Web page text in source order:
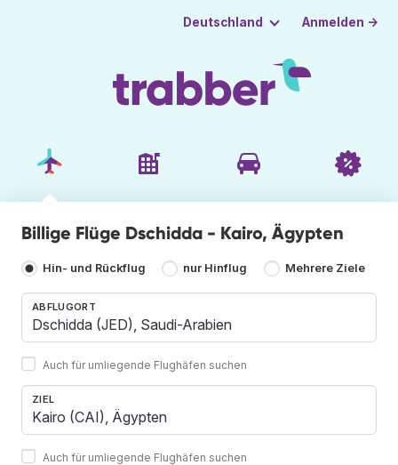
Deutschland Anmelden →
Billige Flüge Dschidda - Kairo, Ägypten
Hin- und Rückflug nur Hinflug Mehrere Ziele
ABFLUGORT
Auch für umliegende Flughäfen suchen
ZIEL
Auch für umliegende Flughäfen suchen